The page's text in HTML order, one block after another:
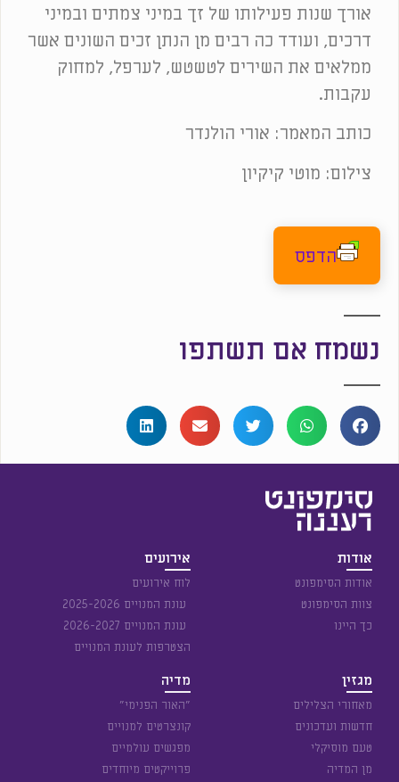
אורך שנות פעילותו של זך במיני צמתים ובמיני
דרכים, ועודד כה רבים מן הנתן זכים השונים אשר
ממלאים את השירים לטשטש, לערפל, למחוק
עקבות.
כותב המאמר: אורי הולנדר
צילום: מוטי קיקיון
הדפס
נשמח אם תשתפו
אודות
אודות הסימפונט
צוות הסימפונט
כך היינו
אירועים
לוח אירועים
עונת המנויים 2025-2026
עונת המנויים 2026-2027
הצטרפות לעונת המנויים
מגזין
מאחורי הצלילים
חדשות ועדכונים
טעם מוסיקלי
מן המדיה
מדיה
״האור הפנימי״
קונצרטים למנויים
מפגשים עולמיים
פרוייקטים מיוחדים